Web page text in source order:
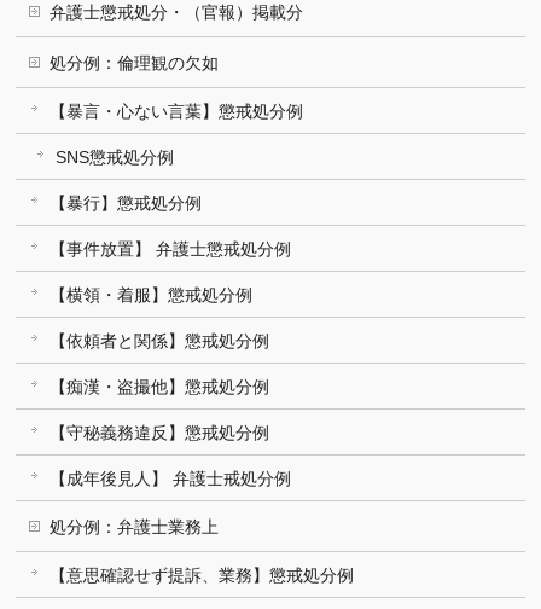
弁護士懲戒処分・（官報）掲載分
処分例：倫理観の欠如
【暴言・心ない言葉】懲戒処分例
SNS懲戒処分例
【暴行】懲戒処分例
【事件放置】 弁護士懲戒処分例
【横領・着服】懲戒処分例
【依頼者と関係】懲戒処分例
【痴漢・盗撮他】懲戒処分例
【守秘義務違反】懲戒処分例
【成年後見人】 弁護士戒処分例
処分例：弁護士業務上
【意思確認せず提訴、業務】懲戒処分例